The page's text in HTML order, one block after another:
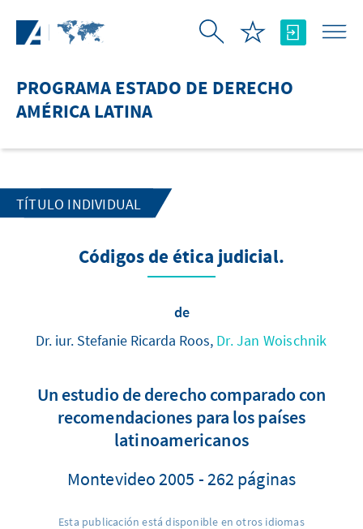
PROGRAMA ESTADO DE DERECHO
AMÉRICA LATINA
TÍTULO INDIVIDUAL
Códigos de ética judicial.
de
Dr. iur. Stefanie Ricarda Roos, Dr. Jan Woischnik
Un estudio de derecho comparado con
recomendaciones para los países
latinoamericanos
Montevideo 2005 - 262 páginas
Esta publicación está disponible en otros idiomas